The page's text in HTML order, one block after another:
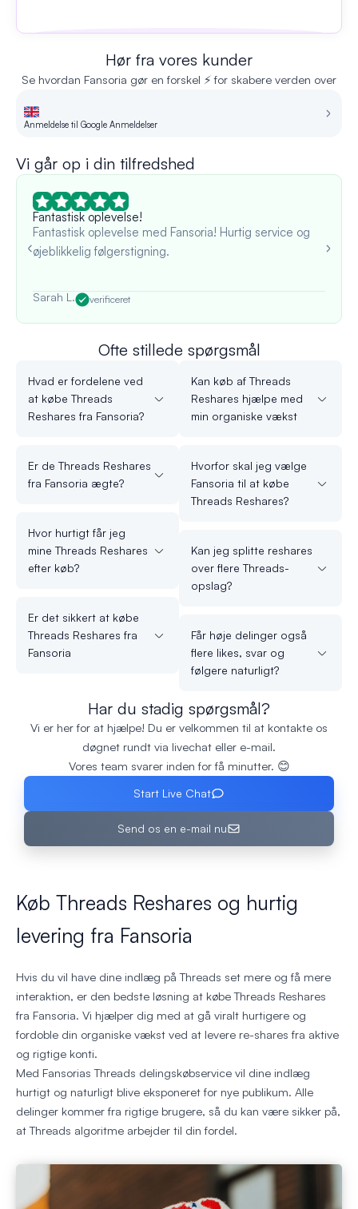
Hør fra vores kunder
Se hvordan Fansoria gør en forskel ⚡ for skabere verden over
Anmeldelse til Google Anmeldelser
Vi går op i din tilfredshed
Fantastisk oplevelse!
Fantastisk oplevelse med Fansoria! Hurtig service og
øjeblikkelig følgerstigning.
Sarah L. verificeret
Ofte stillede spørgsmål
Hvad er fordelene ved
at købe Threads
Reshares fra Fansoria?
Er de Threads Reshares
fra Fansoria ægte?
Hvor hurtigt får jeg
mine Threads Reshares
efter køb?
Er det sikkert at købe
Threads Reshares fra
Fansoria
Kan køb af Threads
Reshares hjælpe med
min organiske vækst
Hvorfor skal jeg vælge
Fansoria til at købe
Threads Reshares?
Kan jeg splitte reshares
over flere Threads-
opslag?
Får høje delinger også
flere likes, svar og
følgere naturligt?
Har du stadig spørgsmål?
Vi er her for at hjælpe! Du er velkommen til at kontakte os
døgnet rundt via livechat eller e-mail.
Vores team svarer inden for få minutter. 😊
Start Live Chat
Send os en e-mail nu
Køb Threads Reshares og hurtig
levering fra Fansoria
Hvis du vil have dine indlæg på Threads set mere og få mere
interaktion, er den bedste løsning at købe Threads Reshares
fra Fansoria. Vi hjælper dig med at gå viralt hurtigere og
fordoble din organiske vækst ved at levere re-shares fra aktive
og rigtige konti.
Med Fansorias Threads delingskøbservice vil dine indlæg
hurtigt og naturligt blive eksponeret for nye publikum. Alle
delinger kommer fra rigtige brugere, så du kan være sikker på,
at Threads algoritme arbejder til din fordel.